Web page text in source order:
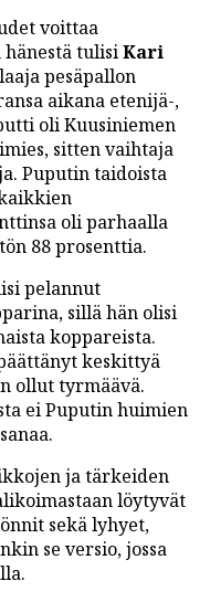
voittaa
tulisiKari
pesäpallon
aikana etenijä-,
oli Kuusiniemen
sitten vaihtaja
Puputin taidoista
oli parhaalla
88 prosenttia.
pelannut
sillä hän olisi
koppareista.
keskittyä
ollut tyrmäävä.
ei Puputin huimien
ja tärkeiden
löytyvät
sekä lyhyet,
se versio, jossa